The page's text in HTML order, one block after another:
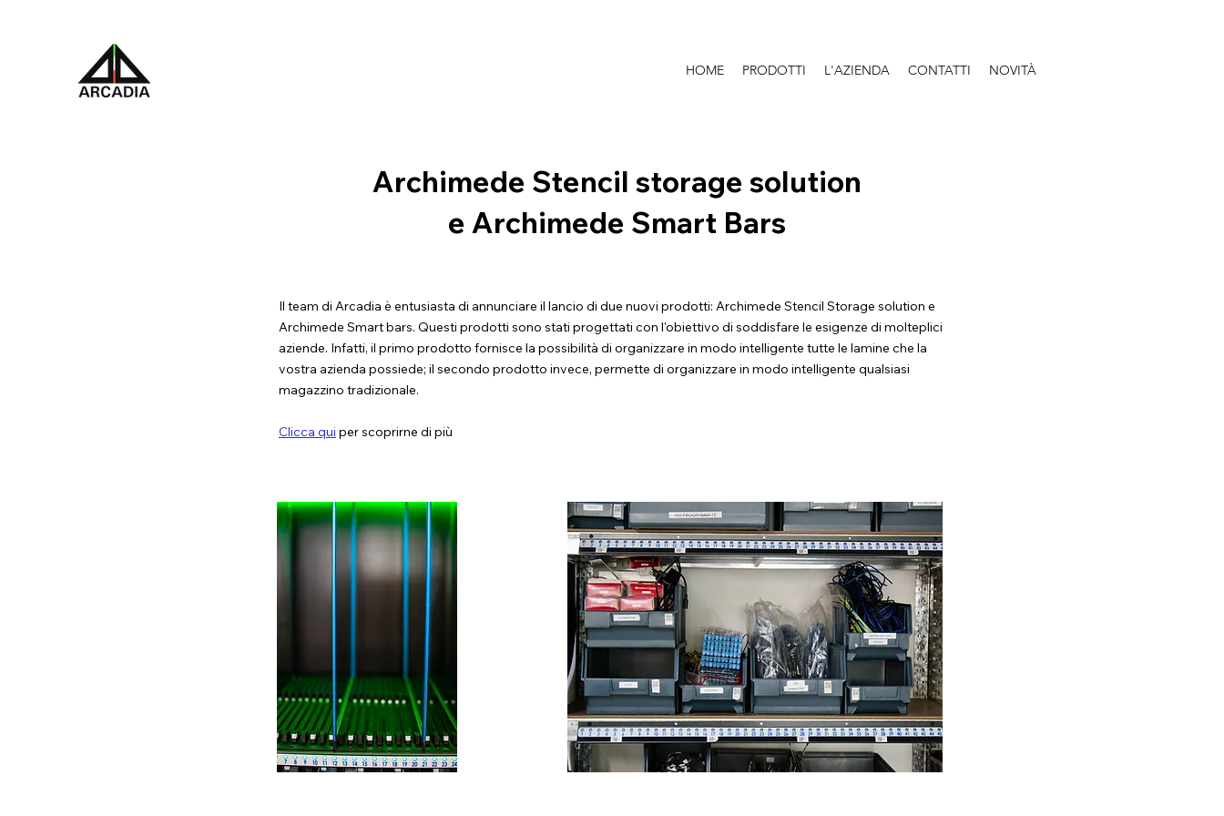
HOME PRODOTTI L'AZIENDA CONTATTI NOVITÀ
Archimede Stencil storage solution
e Archimede Smart Bars
Il team di Arcadia è entusiasta di annunciare il lancio di due nuovi prodotti: Archimede Stencil Storage solution e
Archimede Smart bars. Questi prodotti sono stati progettati con l'obiettivo di soddisfare le esigenze di molteplici
aziende. Infatti, il primo prodotto fornisce la possibilità di organizzare in modo intelligente tutte le lamine che la
vostra azienda possiede; il secondo prodotto invece, permette di organizzare in modo intelligente qualsiasi
magazzino tradizionale.
Clicca qui per scoprirne di più